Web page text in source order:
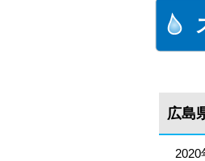
広島
2020